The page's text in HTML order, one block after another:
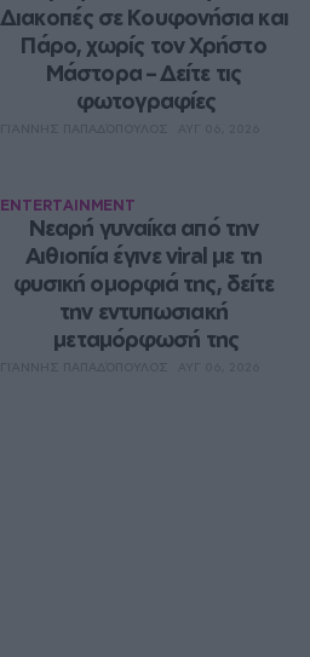
Διακοπές σε Κουφονήσια και
Πάρο, χωρίς τον Χρήστο
Μάστορα – Δείτε τις
φωτογραφίες
ENTERTAINMENT
Νεαρή γυναίκα από την
Αιθιοπία έγινε viral με τη
φυσική ομορφιά της, δείτε
την εντυπωσιακή
μεταμόρφωσή της